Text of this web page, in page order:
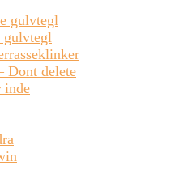
gulvtegl
gulvtegl
Dont delete
inde